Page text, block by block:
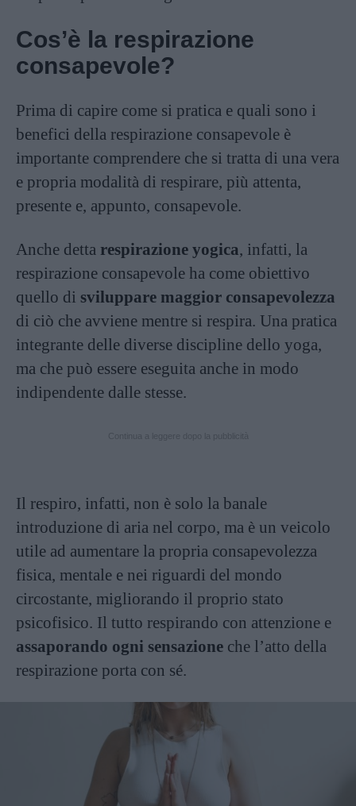
Cos’è la respirazione
consapevole?
Prima di capire come si pratica e quali sono i
benefici della respirazione consapevole è
importante comprendere che si tratta di una vera
e propria modalità di respirare, più attenta,
presente e, appunto, consapevole.
Anche detta respirazione yogica, infatti, la
respirazione consapevole ha come obiettivo
quello di sviluppare maggior consapevolezza
di ciò che avviene mentre si respira. Una pratica
integrante delle diverse discipline dello yoga,
ma che può essere eseguita anche in modo
indipendente dalle stesse.
Il respiro, infatti, non è solo la banale
introduzione di aria nel corpo, ma è un veicolo
utile ad aumentare la propria consapevolezza
fisica, mentale e nei riguardi del mondo
circostante, migliorando il proprio stato
psicofisico. Il tutto respirando con attenzione e
assaporando ogni sensazione che l’atto della
respirazione porta con sé.